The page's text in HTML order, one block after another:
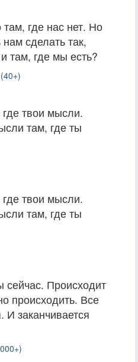
где нас нет. Но
сделать так,
там, где мы есть?
твои мысли.
там, где ты
твои мысли.
там, где ты
сейчас. Происходит
происходить. Все
И заканчивается